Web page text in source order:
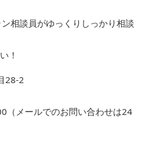
相談員がゆっくりしっかり相談
！
28-2
（メールでのお問い合わせは24